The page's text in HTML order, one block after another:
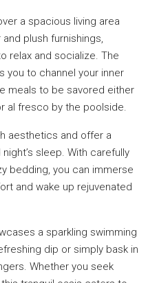
a spacious living area
plush furnishings,
relax and socialize. The
you to channel your inner
meals to be savored either
al fresco by the poolside.
aesthetics and offer a
sleep. With carefully
bedding, you can immerse
and wake up rejuvenated
a sparkling swimming
dip or simply bask in
Whether you seek